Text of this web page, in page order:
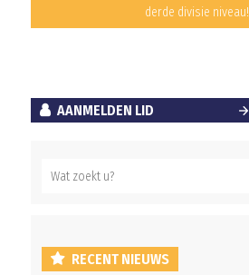
derde divisie niveau!
AANMELDEN LID
RECENT NIEUWS